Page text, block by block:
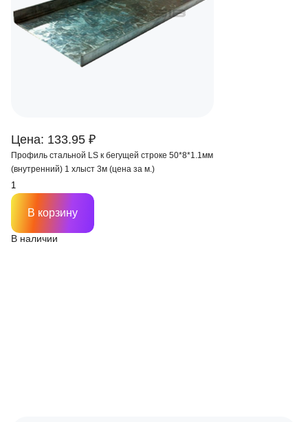
Цена: 133.95 ₽
Профиль стальной LS к бегущей строке 50*8*1.1мм
(внутренний) 1 хлыст 3м (цена за м.)
В наличии
В корзину